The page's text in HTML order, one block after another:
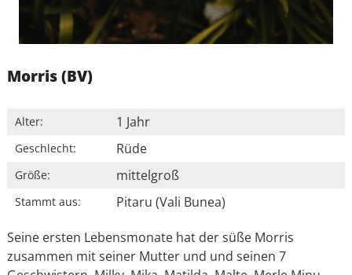
Morris (BV)
Alter: 1 Jahr
Geschlecht: Rüde
Größe: mittelgroß
Stammt aus: Pitaru (Vali Bunea)
Seine ersten Lebensmonate hat der süße Morris
zusammen mit seiner Mutter und und seinen 7